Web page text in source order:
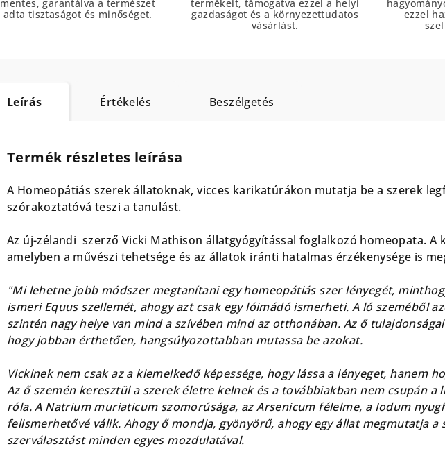
mentes, garantálva a természet
adta tisztaságot és minőséget.
termékeit, támogatva ezzel a helyi
gazdaságot és a környezettudatos
vásárlást.
ezzel
Leírás Értékelés Beszélgetés
Termék részletes leírása
A Homeopátiás szerek állatoknak, vicces karikatúrákon mutatja be a szerek
szórakoztatóvá teszi a tanulást.
Az új-zélandi szerző Vicki Mathison állatgyógyítással foglalkozó homeopata.
amelyben a művészi tehetsége és az állatok iránti hatalmas érzékenysége is
"Mi lehetne jobb módszer megtanítani egy homeopátiás szer lényegét,
ismeri Equus szellemét, ahogy azt csak egy lóimádó ismerheti. A ló szeméből
szintén nagy helye van mind a szívében mind az otthonában. Az ő
hogy jobban érthetően, hangsúlyozottabban mutassa be azokat.
Vickinek nem csak az a kiemelkedő képessége, hogy lássa a lényeget, hanem
Az ő szemén keresztül a szerek életre kelnek és a továbbiakban nem csupán
róla. A Natrium muriaticum szomorúsága, az Arsenicum félelme, a Iodum
felismerhetővé válik. Ahogy ő mondja, gyönyörű, ahogy egy állat megmutatja
szerválasztást minden egyes mozdulatával.